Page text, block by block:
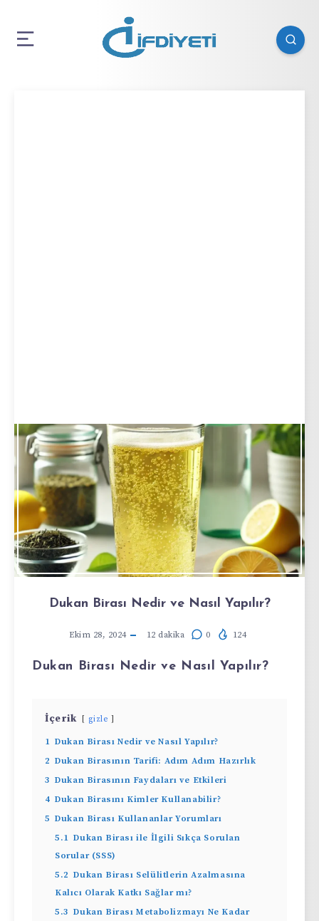
Dukan Birası Nedir ve Nasıl Yapılır?
Ekim 28, 2024 12 dakika 0 124
Dukan Birası Nedir ve Nasıl Yapılır?
İçerik gizle
1 Dukan Birası Nedir ve Nasıl Yapılır?
2 Dukan Birasının Tarifi: Adım Adım Hazırlık
3 Dukan Birasının Faydaları ve Etkileri
4 Dukan Birasını Kimler Kullanabilir?
5 Dukan Birası Kullananlar Yorumları
5.1 Dukan Birası ile İlgili Sıkça Sorulan
Sorular (SSS)
5.2 Dukan Birası Selülitlerin Azalmasına
Kalıcı Olarak Katkı Sağlar mı?
5.3 Dukan Birası Metabolizmayı Ne Kadar